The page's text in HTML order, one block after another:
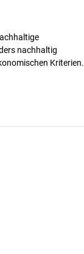
nachhaltig
Kriterien.